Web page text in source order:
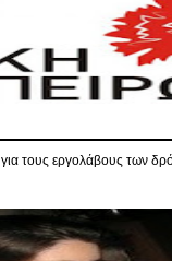
τους εργολάβους των